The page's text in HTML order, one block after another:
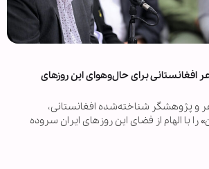
افغانستانی برای حال‌وهوای این روزهای
و پژوهشگر شناخته‌شده افغانستانی،
را با الهام از فضای این روزهای ایران سروده